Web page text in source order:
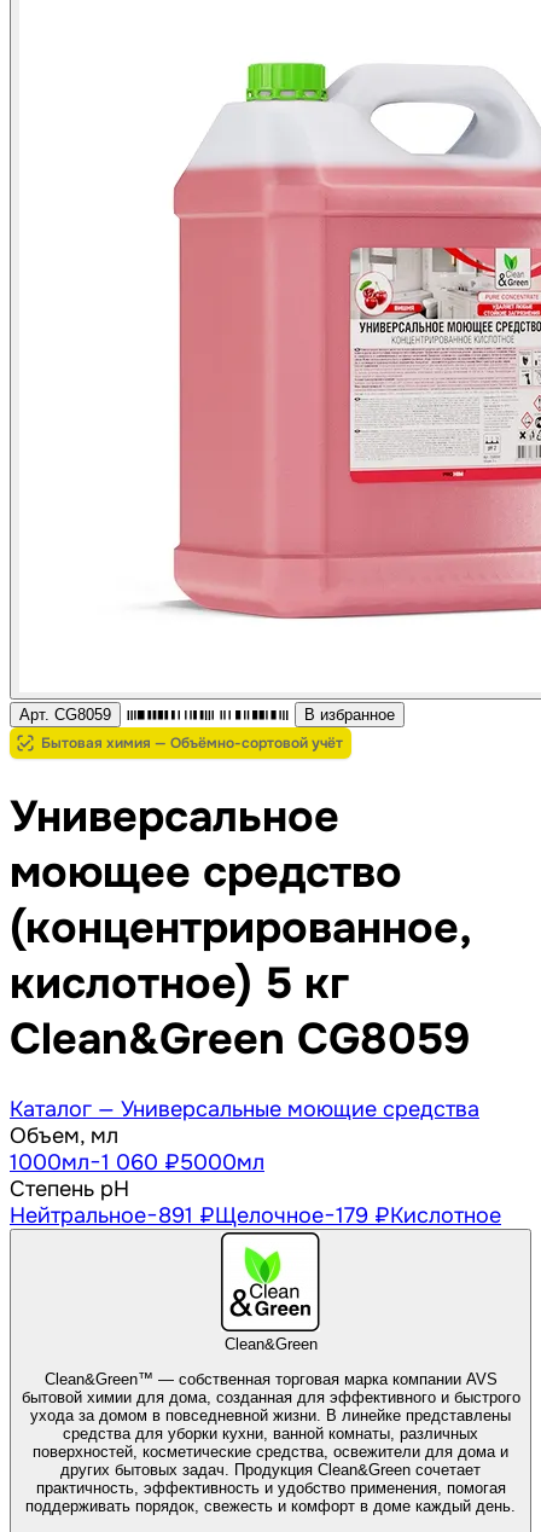
Арт. CG8059 В избранное
Бытовая химия — Объёмно-сортовой учёт
Универсальное
моющее средство
(концентрированное,
кислотное) 5 кг
Clean&Green CG8059
Каталог — Универсальные моющие средства
Объем, мл
1000мл−1 060 ₽5000мл
Степень pH
Нейтральное−891 ₽Щелочное−179 ₽Кислотное
Clean&Green
Clean&Green™ — собственная торговая марка компании AVS
бытовой химии для дома, созданная для эффективного и быстрого
ухода за домом в повседневной жизни. В линейке представлены
средства для уборки кухни, ванной комнаты, различных
поверхностей, косметические средства, освежители для дома и
других бытовых задач. Продукция Clean&Green сочетает
практичность, эффективность и удобство применения, помогая
поддерживать порядок, свежесть и комфорт в доме каждый день.